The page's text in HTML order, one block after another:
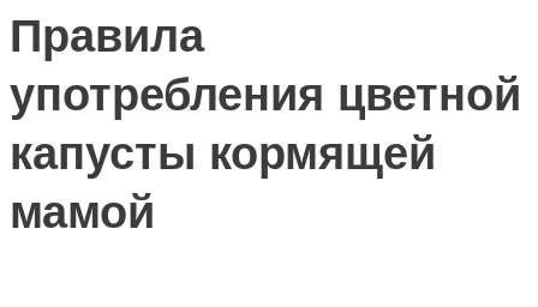
Правила
употребления цветной
капусты кормящей
мамой